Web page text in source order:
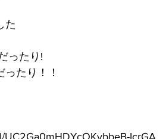
た
ったり!
たり！！
IcrGA